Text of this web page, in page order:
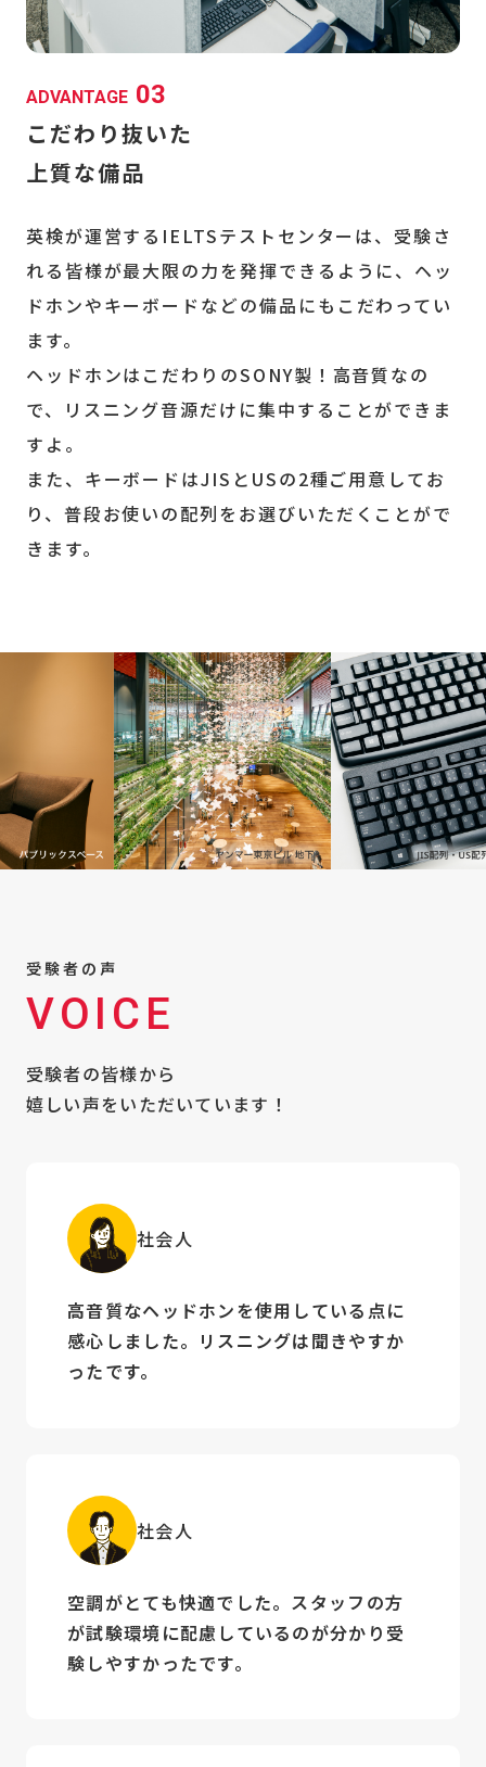
ADVANTAGE 03
こだわり抜いた
上質な備品
英検が運営するIELTSテストセンターは、受験さ
れる皆様が最大限の力を発揮できるように、ヘッ
ドホンやキーボードなどの備品にもこだわってい
ます。
ヘッドホンはこだわりのSONY製！高音質なの
で、リスニング音源だけに集中することができま
すよ。
また、キーボードはJISとUSの2種ご用意してお
り、普段お使いの配列をお選びいただくことがで
きます。
受験者の声
VOICE
受験者の皆様から
嬉しい声をいただいています！
社会人
高音質なヘッドホンを使用している点に
感心しました。リスニングは聞きやすか
ったです。
社会人
空調がとても快適でした。スタッフの方
が試験環境に配慮しているのが分かり受
験しやすかったです。